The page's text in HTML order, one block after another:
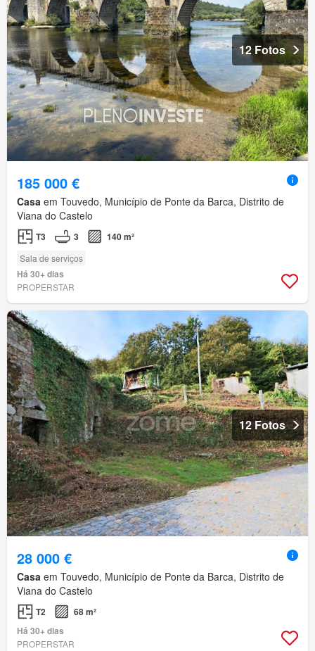
12 Fotos
185 000 €
Casa em Touvedo, Município de Ponte da Barca, Distrito de
Viana do Castelo
T3 3 140 m²
Sala de serviços
Há 30+ dias
PROPERSTAR
12 Fotos
28 000 €
Casa em Touvedo, Município de Ponte da Barca, Distrito de
Viana do Castelo
T2
68 m²
Há 30+ dias
PROPERSTAR